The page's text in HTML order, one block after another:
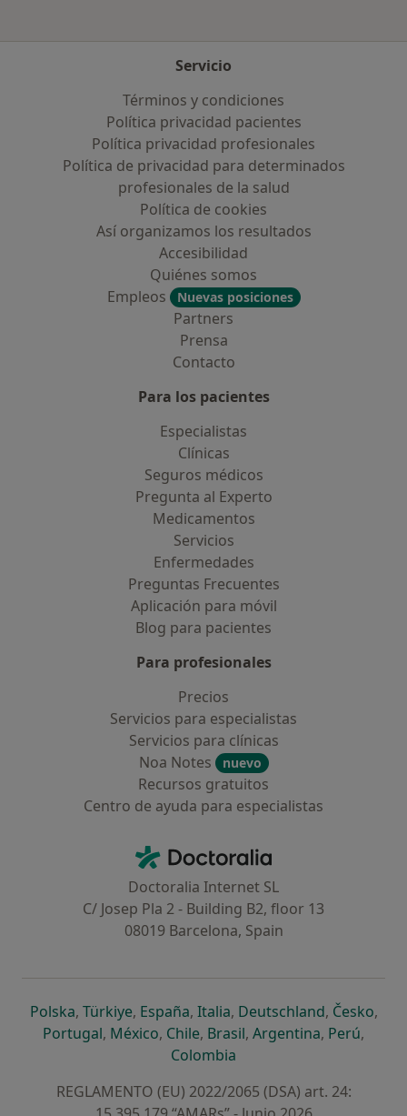
Servicio
Términos y condiciones
Política privacidad pacientes
Política privacidad profesionales
Política de privacidad para determinados
profesionales de la salud
Política de cookies
Así organizamos los resultados
Accesibilidad
Quiénes somos
Empleos
Nuevas posiciones
Partners
Prensa
Contacto
Para los pacientes
Especialistas
Clínicas
Seguros médicos
Pregunta al Experto
Medicamentos
Servicios
Enfermedades
Preguntas Frecuentes
Aplicación para móvil
Blog para pacientes
Para profesionales
Precios
Servicios para especialistas
Servicios para clínicas
Noa Notes
nuevo
Recursos gratuitos
Centro de ayuda para especialistas
Doctoralia - Página de inicio
Doctoralia Internet SL
C/ Josep Pla 2 - Building B2, floor 13
08019 Barcelona, Spain
Polskase abre en una nueva pestaña
, Türkiyese abre en una nueva pestaña
, Españase abre en una nueva pestaña
, Italiase abre en una nueva
, Deutschlandse abre en
, Českose
,
Portugalse abre en una nueva pestaña
, Méxicose abre en una nueva pestaña
, Chilese abre en una nueva pestaña
, Brasilse abre en una nueva
, Argentinase abre en
, Perúse
,
Colombia
REGLAMENTO (EU) 2022/2065 (DSA) art. 24: